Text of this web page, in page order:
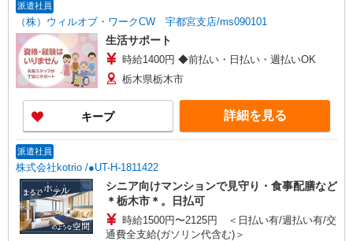
派遣社員
（株）ウィルオブ・ワークCW 宇都宮支店/ms090101
生活サポート
時給1400円 ◆前払い・日払い・週払いOK
栃木県栃木市
キープ 詳細を見る
派遣社員
株式会社kotrio /●UT-H-1811422
シニア向けマンションで見守り・食事配膳など
＊栃木市＊。日払可
時給1500円〜2125円 ＜日払い有/週払い有/交
通費全支給(ガソリン代含む)＞